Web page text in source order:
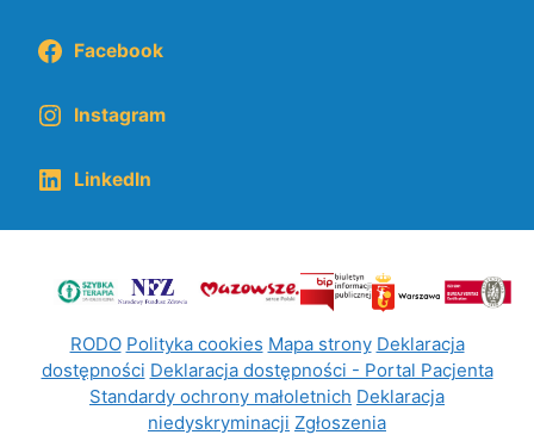
Facebook
Instagram
LinkedIn
RODO Polityka cookies Mapa strony Deklaracja
dostępności Deklaracja dostępności - Portal Pacjenta
Standardy ochrony małoletnich Deklaracja
niedyskryminacji Zgłoszenia